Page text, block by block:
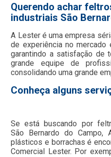
Querendo achar
industriais São
A Lester é uma empresa
de experiência no mercado
garantindo a satisfação de
grande equipe de
consolidando uma grande
Conheça alguns
Se está buscando por
São Bernardo do
plásticos e borrachas é
Comercial Lester. Por